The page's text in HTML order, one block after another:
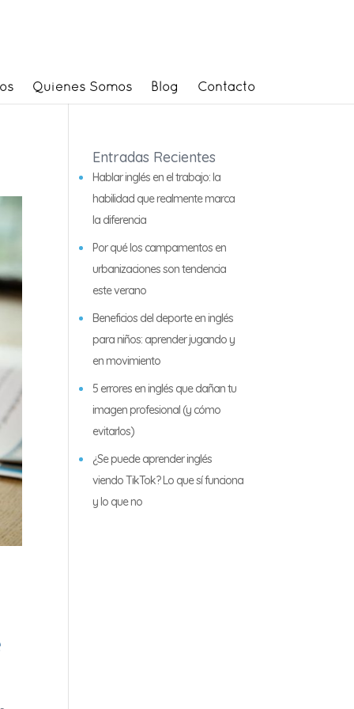
Quienes Somos Blog Contacto
Entradas Recientes
Hablar inglés en el trabajo: la
habilidad que realmente marca
la diferencia
Por qué los campamentos en
urbanizaciones son tendencia
este verano
Beneficios del deporte en inglés
para niños: aprender jugando y
en movimiento
5 errores en inglés que dañan tu
imagen profesional (y cómo
evitarlos)
¿Se puede aprender inglés
viendo TikTok? Lo que sí funciona
y lo que no